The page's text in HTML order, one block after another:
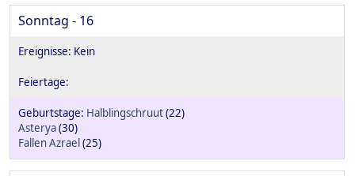
Sonntag - 16
Halblingschruut(22)
Asterya(30)
Fallen Azrael (25)